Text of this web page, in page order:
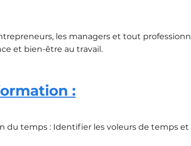
les managers et tout
et bien-être au travail.
:
du temps : Identifier les voleurs de temps